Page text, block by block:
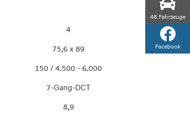
4
75,6 x 89
150 / 4.500 - 6.000
7-Gang-DCT
8,9
48Fahrzeuge
Facebook